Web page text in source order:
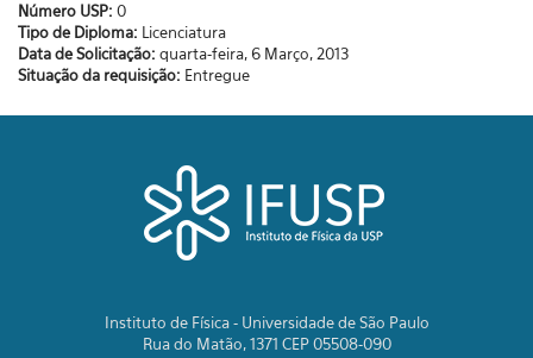
Número USP: 0
Tipo de Diploma: Licenciatura
Data de Solicitação: quarta-feira, 6 Março, 2013
Situação da requisição: Entregue
Instituto de Física - Universidade de São Paulo
Rua do Matão, 1371 CEP 05508-090